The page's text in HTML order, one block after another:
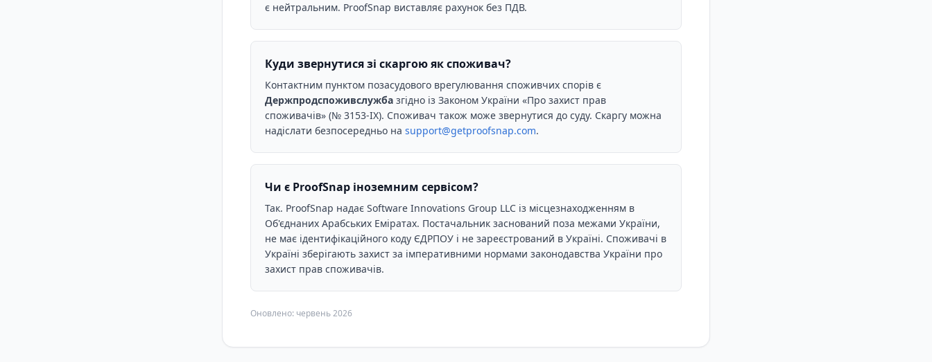
є нейтральним. ProofSnap виставляє рахунок без ПДВ.
Куди звернутися зі скаргою як споживач?
Контактним пунктом позасудового врегулювання споживчих спорів є
Держпродспоживслужба згідно із Законом України «Про захист прав
споживачів» (№ 3153-IX). Споживач також може звернутися до суду. Скаргу можна
надіслати безпосередньо на support@getproofsnap.com.
Чи є ProofSnap іноземним сервісом?
Так. ProofSnap надає Software Innovations Group LLC із місцезнаходженням в
Об'єднаних Арабських Еміратах. Постачальник заснований поза межами України,
не має ідентифікаційного коду ЄДРПОУ і не зареєстрований в Україні. Споживачі в
Україні зберігають захист за імперативними нормами законодавства України про
захист прав споживачів.
Оновлено: червень 2026